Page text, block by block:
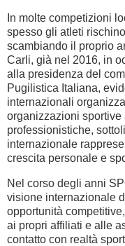
In molte competizioni
spesso gli atleti
scambiando il proprio
Carli, già nel 2016, in
alla presidenza del
Pugilistica Italiana,
internazionali
organizzazioni
professionistiche,
internazionale
crescita personale e
Nel corso degli anni
visione internazionale
opportunità
ai propri affiliati e alle
contatto con realtà